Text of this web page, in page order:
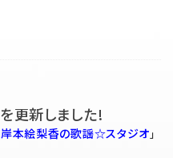
を更新しました!
岸本絵梨香の歌謡☆スタジオ 」